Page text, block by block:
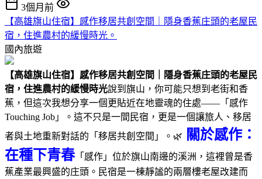
3個月前
【高雄旗山住宿】感作移居共創空間｜隱身香蕉庄頭的老屋民
宿，住進農村的緩慢時光。
國內旅遊
【高雄旗山住宿】感作移居共創空間｜隱身香蕉庄頭的老屋民
宿，住進農村的緩慢時光說到旗山，你可能只想到老街和香
蕉，但這次我想分享一個更貼近在地靈魂的住處——「感作
Touching Job」。這不只是一間民宿，更是一個讓旅人、移居
者與土地重新對話的「移居共創空間」。🌿
關於感作：
在種下青春「感作」位於旗山南邊的溪洲，這裡曾是香
蕉產業最興盛的庄頭。民宿是一棟靜謐的兩層樓老屋改建而